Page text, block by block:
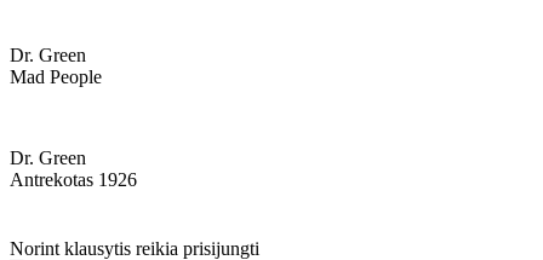
Dr. Green
Mad People
Dr. Green
Antrekotas 1926
Norint klausytis reikia prisijungti